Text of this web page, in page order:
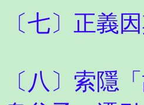
〔七〕正義
〔八〕索隱